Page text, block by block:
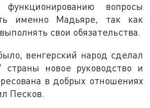
вопросы
именно Мадьяре, так как
свои обязательства.
венгерский народ сделал
новое руководство и
в добрых отношениях
Песков.